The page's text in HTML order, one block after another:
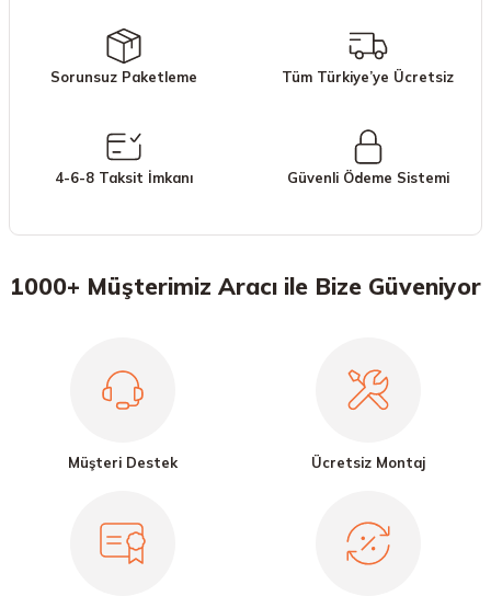
Sorunsuz Paketleme Tüm Türkiye’ye Ücretsiz
4-6-8 Taksit İmkanı Güvenli Ödeme Sistemi
1000+ Müşterimiz Aracı ile Bize Güveniyor
Müşteri Destek Ücretsiz Montaj